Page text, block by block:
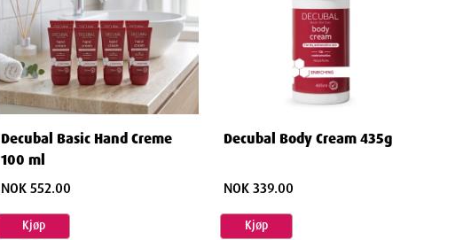
Decubal Basic Hand Creme
100 ml
NOK 552.00
Kjøp
Decubal Body Cream 435g
NOK 339.00
Kjøp